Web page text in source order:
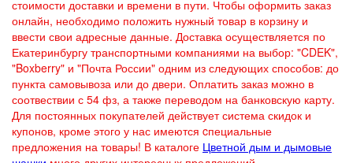
стоимости доставки и времени в пути. Чтобы оформить заказ
онлайн, необходимо положить нужный товар в корзину и
ввести свои адресные данные. Доставка осуществляется по
Екатеринбургу транспортными компаниями на выбор: "CDEK",
"Boxberry" и "Почта России" одним из следующих способов: до
пункта самовывоза или до двери. Оплатить заказ можно в
соотвествии с 54 фз, а также переводом на банковскую карту.
Для постоянных покупателей действует система скидок и
купонов, кроме этого у нас имеются cпециальные
предложения на товары! В каталоге Цветной дым и дымовые